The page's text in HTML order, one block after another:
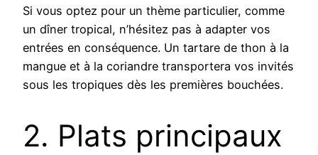
Si vous optez pour un thème particulier, comme
un dîner tropical, n’hésitez pas à adapter vos
entrées en conséquence. Un tartare de thon à la
mangue et à la coriandre transportera vos invités
sous les tropiques dès les premières bouchées.
2. Plats principaux